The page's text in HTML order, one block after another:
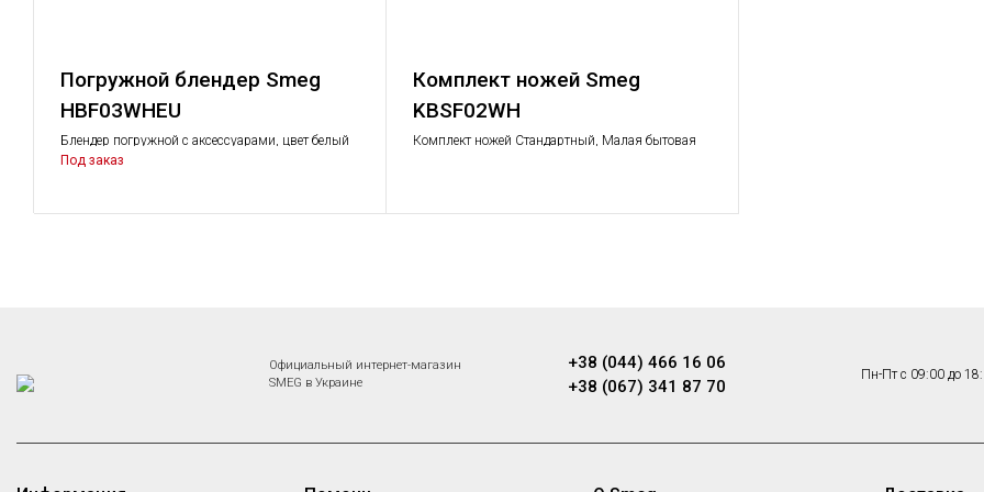
Погружной блендер Smeg
HBF03WHEU
Блендер погружной с аксессуарами, цвет белый
Под заказ
Комплект ножей Smeg
KBSF02WH
Комплект ножей Стандартный, Малая бытовая
Официальный интернет-магазин
SMEG в Украине
+38 (044) 466 16 06
+38 (067) 341 87 70
Пн-Пт с 09:00 до